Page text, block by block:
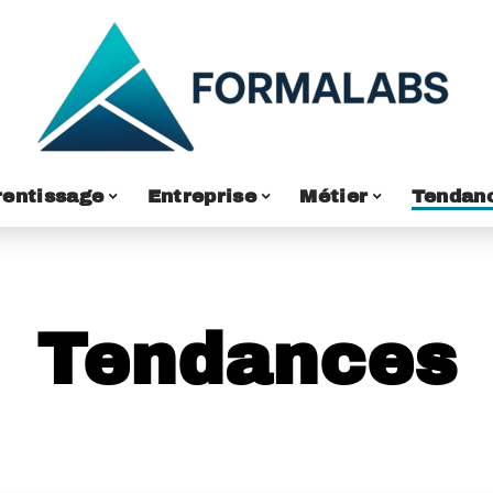
Entreprise Métier
Tendances